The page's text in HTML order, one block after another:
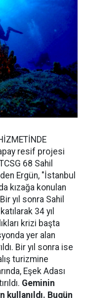
resif projesi
68 Sahil
Ergün, "İstanbul
kızağa konulan
yıl sonra Sahil
34 yıl
krizi başta
yer alan
Bir yıl sonra ise
turizmine
Eşek Adası
Geminin
kullanıldı. Bugün